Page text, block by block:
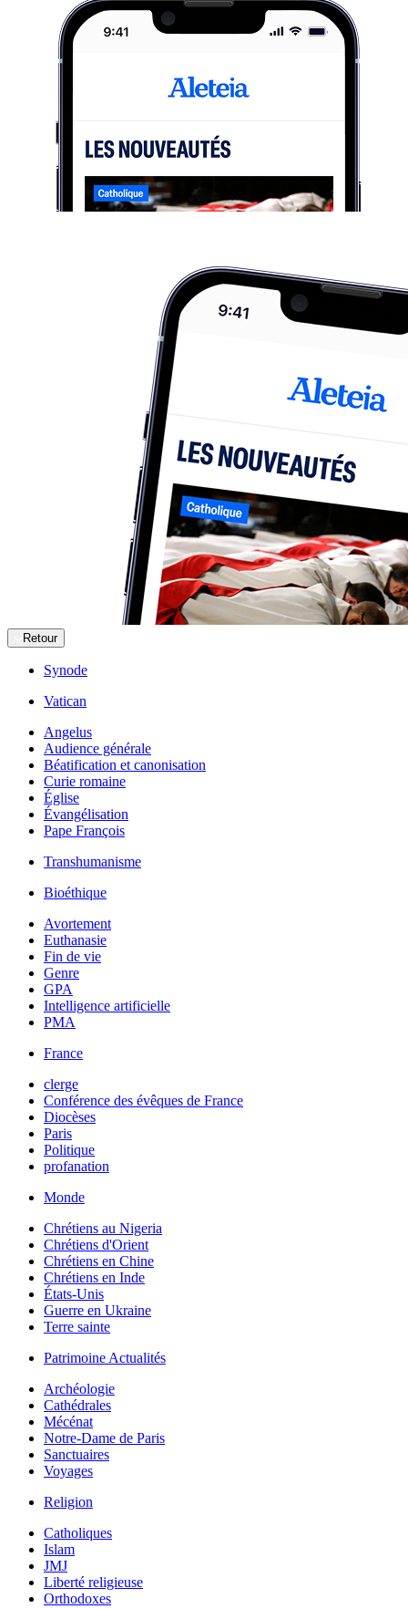
Retour
Synode
Vatican
Angelus
Audience générale
Béatification et canonisation
Curie romaine
Église
Évangélisation
Pape François
Transhumanisme
Bioéthique
Avortement
Euthanasie
Fin de vie
Genre
GPA
Intelligence artificielle
PMA
France
clerge
Conférence des évêques de France
Diocèses
Paris
Politique
profanation
Monde
Chrétiens au Nigeria
Chrétiens d'Orient
Chrétiens en Chine
Chrétiens en Inde
États-Unis
Guerre en Ukraine
Terre sainte
Patrimoine Actualités
Archéologie
Cathédrales
Mécénat
Notre-Dame de Paris
Sanctuaires
Voyages
Religion
Catholiques
Islam
JMJ
Liberté religieuse
Orthodoxes